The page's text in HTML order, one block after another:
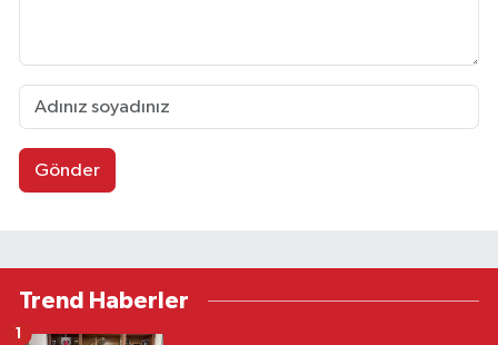
Gönder
Trend Haberler
1